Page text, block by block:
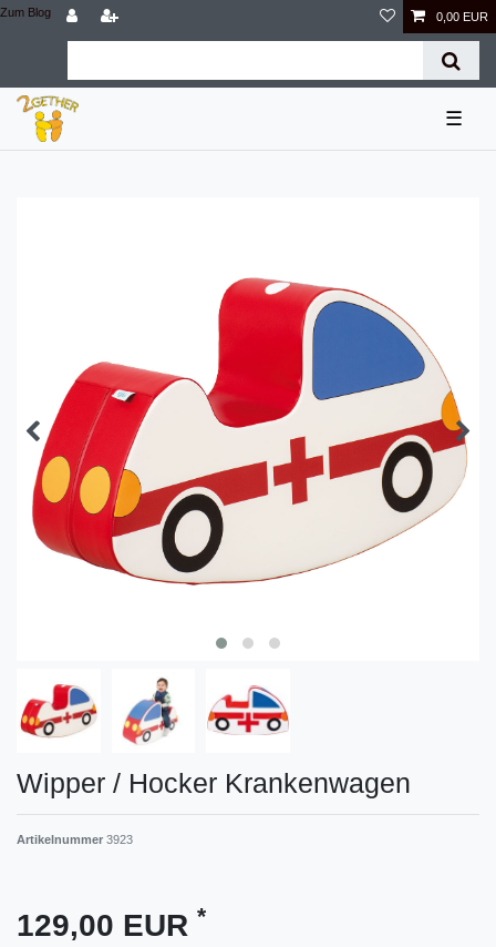
Zum Blog 0,00 EUR
☰
Wipper / Hocker Krankenwagen
Artikelnummer 3923
129,00 EUR *